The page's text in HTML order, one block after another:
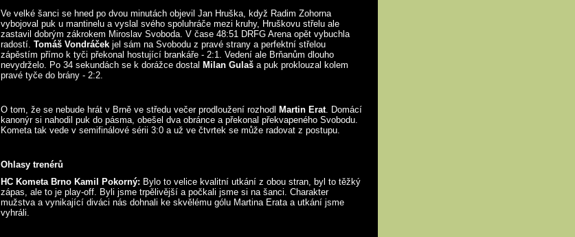
Ve velké šanci se hned po dvou minutách objevil Jan Hruška, když Radim Zohorna
vybojoval puk u mantinelu a vyslal svého spoluhráče mezi kruhy, Hruškovu střelu ale
zastavil dobrým zákrokem Miroslav Svoboda. V čase 48:51 DRFG Arena opět vybuchla
radostí. Tomáš Vondráček jel sám na Svobodu z pravé strany a perfektní střelou
zápěstím přímo k tyči překonal hostující brankáře - 2:1. Vedení ale Brňanům dlouho
nevydrželo. Po 34 sekundách se k dorážce dostal Milan Gulaš a puk proklouzal kolem
pravé tyče do brány - 2:2.
O tom, že se nebude hrát v Brně ve středu večer prodloužení rozhodl Martin Erat. Domácí
kanonýr si nahodil puk do pásma, obešel dva obránce a překonal překvapeného Svobodu.
Kometa tak vede v semifinálové sérii 3:0 a už ve čtvrtek se může radovat z postupu.
Ohlasy trenérů
HC Kometa Brno Kamil Pokorný: Bylo to velice kvalitní utkání z obou stran, byl to těžký
zápas, ale to je play-off. Byli jsme trpělivější a počkali jsme si na šanci. Charakter
mužstva a vynikající diváci nás dohnali ke skvělému gólu Martina Erata a utkání jsme
vyhráli.